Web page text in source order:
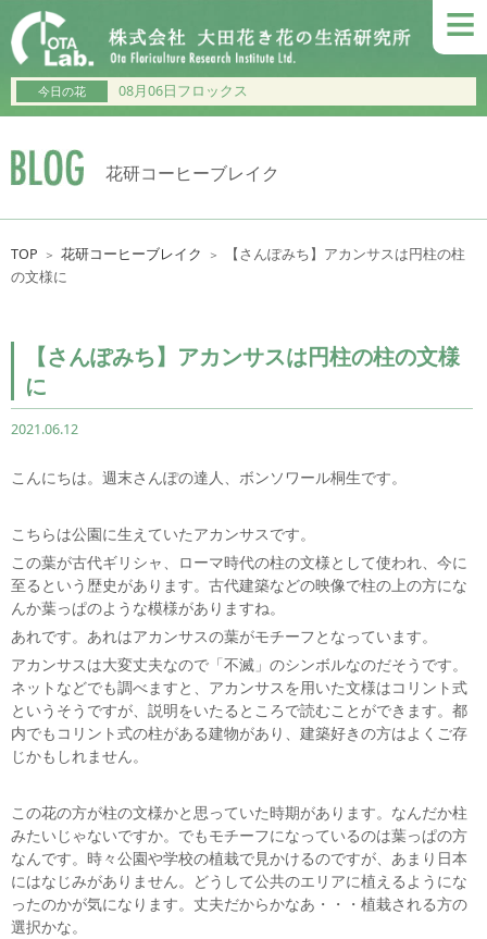
≡
今日の花 08月06日フロックス
花研コーヒーブレイク
TOP ＞ 花研コーヒーブレイク ＞
【さんぽみち】アカンサスは円柱の柱
の文様に
【さんぽみち】アカンサスは円柱の柱の文様
に
2021.06.12
こんにちは。週末さんぽの達人、ボンソワール桐生です。
こちらは公園に生えていたアカンサスです。
この葉が古代ギリシャ、ローマ時代の柱の文様として使われ、今に
至るという歴史があります。古代建築などの映像で柱の上の方にな
んか葉っぱのような模様がありますね。
あれです。あれはアカンサスの葉がモチーフとなっています。
アカンサスは大変丈夫なので「不滅」のシンボルなのだそうです。
ネットなどでも調べますと、アカンサスを用いた文様はコリント式
というそうですが、説明をいたるところで読むことができます。都
内でもコリント式の柱がある建物があり、建築好きの方はよくご存
じかもしれません。
この花の方が柱の文様かと思っていた時期があります。なんだか柱
みたいじゃないですか。でもモチーフになっているのは葉っぱの方
なんです。時々公園や学校の植栽で見かけるのですが、あまり日本
にはなじみがありません。どうして公共のエリアに植えるようにな
ったのかが気になります。丈夫だからかなあ・・・植栽される方の
選択かな。